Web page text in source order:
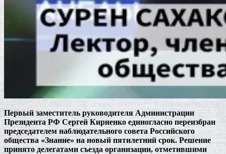
Первый заместитель руководителя Администрации
Президента РФ Сергей Кириенко единогласно переизбран
председателем наблюдательного совета Российского
общества «Знание» на новый пятилетний срок. Решение
принято делегатами съезда организации, отметившими